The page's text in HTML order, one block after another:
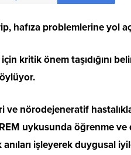
hafıza problemlerine yol
kritik önem taşıdığını
ve nörodejeneratif
uykusunda öğrenme
işleyerek duygusal